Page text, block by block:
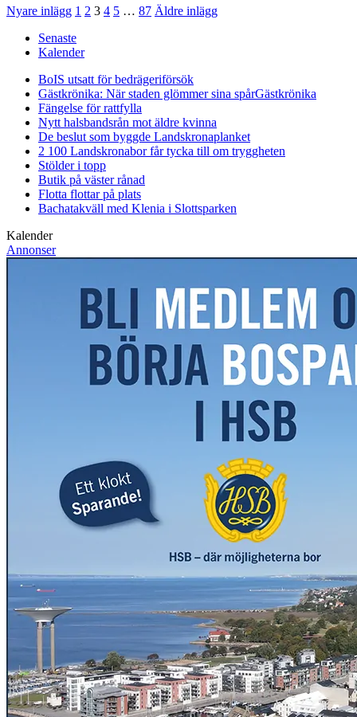
Nyare inlägg 1 2 3 4 5 … 87 Äldre inlägg
Senaste
Kalender
BoIS utsatt för bedrägeriförsök
Gästkrönika: När staden glömmer sina spårGästkrönika
Fängelse för rattfylla
Nytt halsbandsrån mot äldre kvinna
De beslut som byggde Landskronaplanket
2 100 Landskronabor får tycka till om tryggheten
Stölder i topp
Butik på väster rånad
Flotta flottar på plats
Bachatakväll med Klenia i Slottsparken
Kalender
Annonser